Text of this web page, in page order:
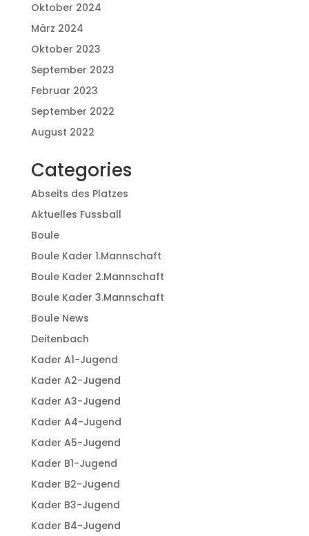
Oktober 2024
März 2024
Oktober 2023
September 2023
Februar 2023
September 2022
August 2022
Categories
Abseits des Platzes
Aktuelles Fussball
Boule
Boule Kader 1.Mannschaft
Boule Kader 2.Mannschaft
Boule Kader 3.Mannschaft
Boule News
Deitenbach
Kader A1-Jugend
Kader A2-Jugend
Kader A3-Jugend
Kader A4-Jugend
Kader A5-Jugend
Kader B1-Jugend
Kader B2-Jugend
Kader B3-Jugend
Kader B4-Jugend